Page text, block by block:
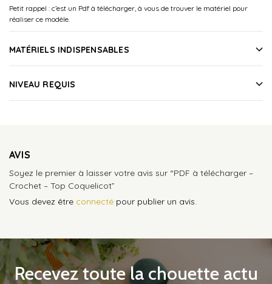
Petit rappel : c’est un Pdf à télécharger, à vous de trouver le matériel pour
réaliser ce modèle.
MATÉRIELS INDISPENSABLES
NIVEAU REQUIS
AVIS
Soyez le premier à laisser votre avis sur “PDF à télécharger –
Crochet – Top Coquelicot”
Vous devez être connecté pour publier un avis.
Recevez toute la chouette actu